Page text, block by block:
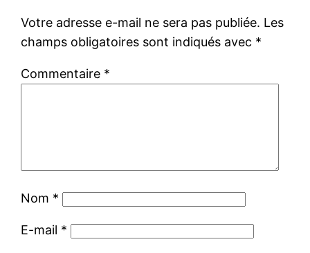
Votre adresse e-mail ne sera pas publiée. Les
champs obligatoires sont indiqués avec *
Commentaire *
Nom *
E-mail *